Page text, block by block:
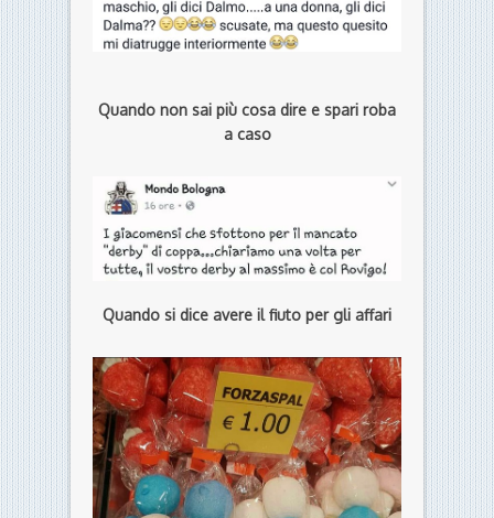
Quando non sai più cosa dire e spari roba
a caso
Quando si dice avere il fiuto per gli affari